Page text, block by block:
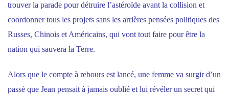
trouver la parade pour détruire l’astéroïde avant la collision et
coordonner tous les projets sans les arrières pensées politiques des
Russes, Chinois et Américains, qui vont tout faire pour être la
nation qui sauvera la Terre.
Alors que le compte à rebours est lancé, une femme va surgir d’un
passé que Jean pensait à jamais oublié et lui révéler un secret qui